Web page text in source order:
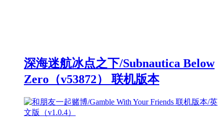
深海迷航冰点之下/Subnautica Below
Zero（v53872） 联机版本